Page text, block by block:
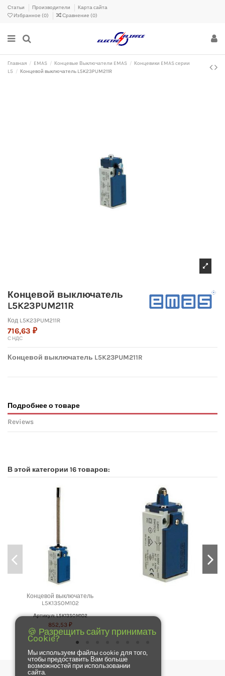
Статьи Производители
Карта сайта
Избранное (0) Сравнение (0)
Главная EMAS Концевые Выключатели EMAS
Концевики EMAS серии
L5
Концевой выключатель L5K23PUM211R
Концевой выключатель
L5K23PUM211R
Код L5K23PUM211R
716,63 ₽
С НДС
Концевой выключатель L5K23PUM211R
Подробнее о товаре
Reviews
В этой категории 16 товаров:
Концевой выключатель
L5K13SOM102
Артикул: L5K13SOM102
852,53 ₽
🍪 Разрещить сайту принимать
Cookie?
Мы используем файлы cookie для того,
чтобы предоставить Вам больше
возможностей при использовании
сайта.